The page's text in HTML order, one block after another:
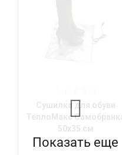
ТеплоМакс Самобранка
Показать еще